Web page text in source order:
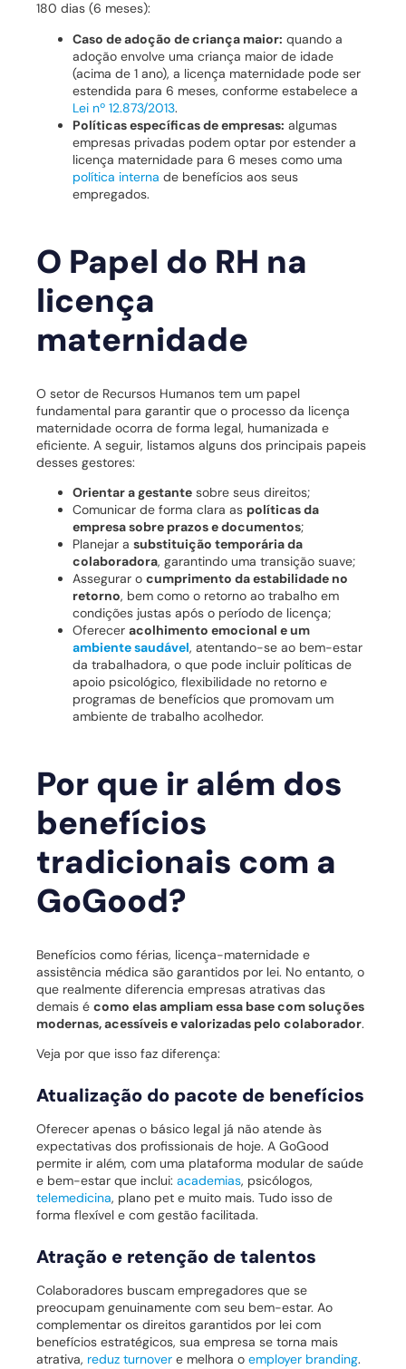
180 dias (6 meses):
Caso de adoção de criança maior: quando a
adoção envolve uma criança maior de idade
(acima de 1 ano), a licença maternidade pode ser
estendida para 6 meses, conforme estabelece a
Lei nº 12.873/2013.
Políticas específicas de empresas: algumas
empresas privadas podem optar por estender a
licença maternidade para 6 meses como uma
política interna de benefícios aos seus
empregados.
O Papel do RH na
licença
maternidade
O setor de Recursos Humanos tem um papel
fundamental para garantir que o processo da licença
maternidade ocorra de forma legal, humanizada e
eficiente. A seguir, listamos alguns dos principais papeis
desses gestores:
Orientar a gestante sobre seus direitos;
Comunicar de forma clara as políticas da
empresa sobre prazos e documentos;
Planejar a substituição temporária da
colaboradora, garantindo uma transição suave;
Assegurar o cumprimento da estabilidade no
retorno, bem como o retorno ao trabalho em
condições justas após o período de licença;
Oferecer acolhimento emocional e um
ambiente saudável, atentando-se ao bem-estar
da trabalhadora, o que pode incluir políticas de
apoio psicológico, flexibilidade no retorno e
programas de benefícios que promovam um
ambiente de trabalho acolhedor.
Por que ir além dos
benefícios
tradicionais com a
GoGood?
Benefícios como férias, licença-maternidade e
assistência médica são garantidos por lei. No entanto, o
que realmente diferencia empresas atrativas das
demais é como elas ampliam essa base com soluções
modernas, acessíveis e valorizadas pelo colaborador.
Veja por que isso faz diferença:
Atualização do pacote de benefícios
Oferecer apenas o básico legal já não atende às
expectativas dos profissionais de hoje. A GoGood
permite ir além, com uma plataforma modular de saúde
e bem-estar que inclui: academias, psicólogos,
telemedicina, plano pet e muito mais. Tudo isso de
forma flexível e com gestão facilitada.
Atração e retenção de talentos
Colaboradores buscam empregadores que se
preocupam genuinamente com seu bem-estar. Ao
complementar os direitos garantidos por lei com
benefícios estratégicos, sua empresa se torna mais
atrativa, reduz turnover e melhora o employer branding.